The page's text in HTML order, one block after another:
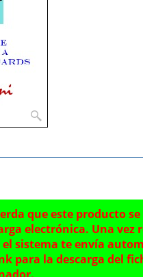
que este producto
electrónica. Una vez
el sistema te envía
para la descarga del